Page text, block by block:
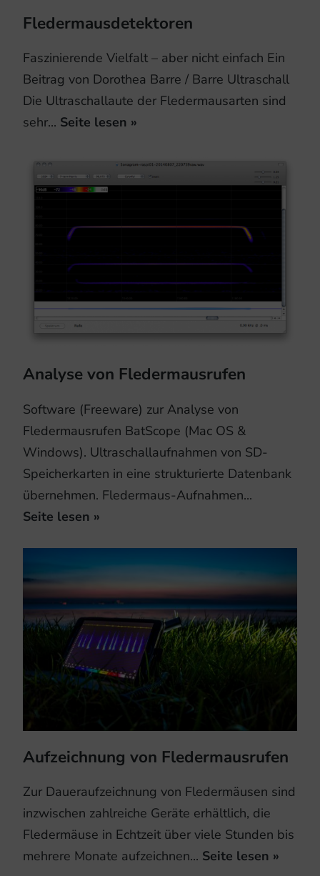
Fledermausdetektoren
Faszinierende Vielfalt – aber nicht einfach Ein
Beitrag von Dorothea Barre / Barre Ultraschall
Die Ultraschallaute der Fledermausarten sind
sehr... Seite lesen »
Analyse von Fledermausrufen
Software (Freeware) zur Analyse von
Fledermausrufen BatScope (Mac OS &
Windows). Ultraschallaufnahmen von SD-
Speicherkarten in eine strukturierte Datenbank
übernehmen. Fledermaus-Aufnahmen...
Seite lesen »
Aufzeichnung von Fledermausrufen
Zur Daueraufzeichnung von Fledermäusen sind
inzwischen zahlreiche Geräte erhältlich, die
Fledermäuse in Echtzeit über viele Stunden bis
mehrere Monate aufzeichnen... Seite lesen »